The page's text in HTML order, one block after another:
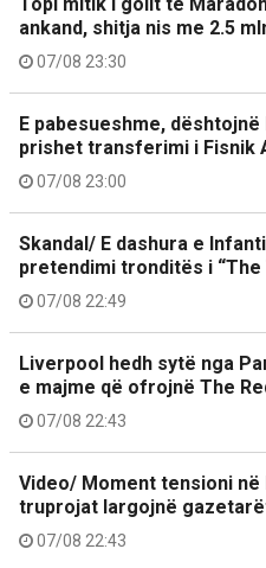
ankand, shitja nis me 2.5
07/08 23:30
E pabesueshme,
prishet transferimi i Fisnik
07/08 23:00
Skandal/ E dashura e
pretendimi tronditës i “The
07/08 22:49
Liverpool hedh sytë nga
e majme që ofrojnë The
07/08 22:43
Video/ Moment tensioni
truprojat largojnë
07/08 22:43